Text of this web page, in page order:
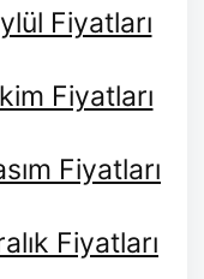
Fiyatları
Fiyatları
Fiyatları
Fiyatları